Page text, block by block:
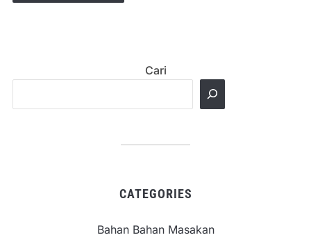
Cari
CATEGORIES
Bahan Bahan Masakan